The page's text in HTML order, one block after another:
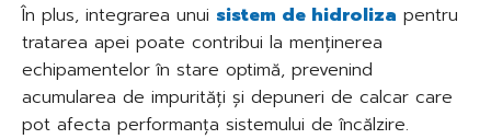
În plus, integrarea unui sistem de hidroliza pentru
tratarea apei poate contribui la menținerea
echipamentelor în stare optimă, prevenind
acumularea de impurități și depuneri de calcar care
pot afecta performanța sistemului de încălzire.